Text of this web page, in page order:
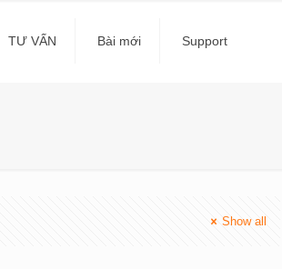
TƯ VẤN Bài mới Support
Show all